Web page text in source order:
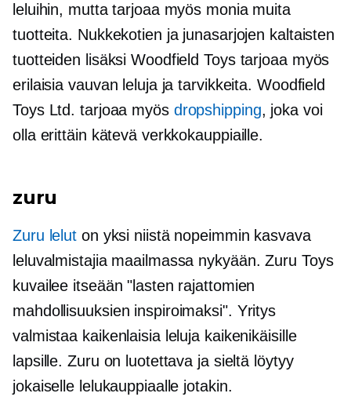
leluihin, mutta tarjoaa myös monia muita
tuotteita. Nukkekotien ja junasarjojen kaltaisten
tuotteiden lisäksi Woodfield Toys tarjoaa myös
erilaisia ​​vauvan leluja ja tarvikkeita. Woodfield
Toys Ltd. tarjoaa myös dropshipping, joka voi
olla erittäin kätevä verkkokauppiaille.
zuru
Zuru lelut on yksi niistä nopeimmin kasvava
leluvalmistajia maailmassa nykyään. Zuru Toys
kuvailee itseään "lasten rajattomien
mahdollisuuksien inspiroimaksi". Yritys
valmistaa kaikenlaisia ​​leluja kaikenikäisille
lapsille. Zuru on luotettava ja sieltä löytyy
jokaiselle lelukauppiaalle jotakin.